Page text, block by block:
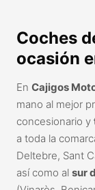
Coches
ocasión
En Cajigos
mano al mejor
concesionario y
a toda la
Deltebre, Sant
así como al sur